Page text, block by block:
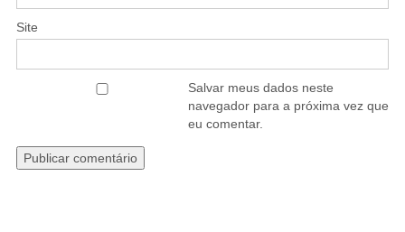
Site
Salvar meus dados neste
navegador para a próxima vez que
eu comentar.